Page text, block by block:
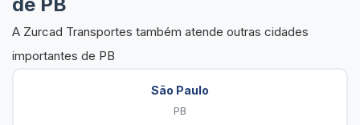
de PB
A Zurcad Transportes também atende outras cidades
importantes de PB
São Paulo
PB